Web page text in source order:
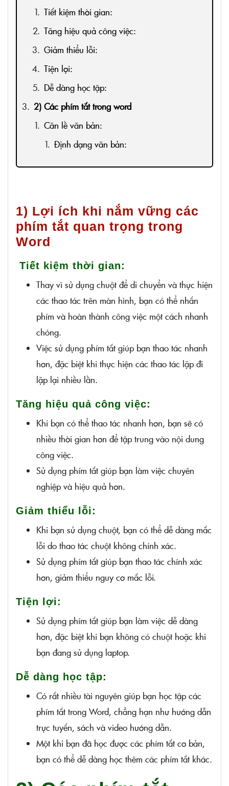
Tiết kiệm thời gian:
Tăng hiệu quả công việc:
Giảm thiểu lỗi:
Tiện lợi:
Dễ dàng học tập:
2) Các phím tắt trong word
Căn lề văn bản:
Định dạng văn bản:
1) Lợi ích khi nắm vững các
phím tắt quan trọng trong
Word
Tiết kiệm thời gian:
Thay vì sử dụng chuột để di chuyển và thực hiện
các thao tác trên màn hình, bạn có thể nhấn
phím và hoàn thành công việc một cách nhanh
chóng.
Việc sử dụng phím tắt giúp bạn thao tác nhanh
hơn, đặc biệt khi thực hiện các thao tác lặp đi
lặp lại nhiều lần.
Tăng hiệu quả công việc:
Khi bạn có thể thao tác nhanh hơn, bạn sẽ có
nhiều thời gian hơn để tập trung vào nội dung
công việc.
Sử dụng phím tắt giúp bạn làm việc chuyên
nghiệp và hiệu quả hơn.
Giảm thiểu lỗi:
Khi bạn sử dụng chuột, bạn có thể dễ dàng mắc
lỗi do thao tác chuột không chính xác.
Sử dụng phím tắt giúp bạn thao tác chính xác
hơn, giảm thiểu nguy cơ mắc lỗi.
Tiện lợi:
Sử dụng phím tắt giúp bạn làm việc dễ dàng
hơn, đặc biệt khi bạn không có chuột hoặc khi
bạn đang sử dụng laptop.
Dễ dàng học tập:
Có rất nhiều tài nguyên giúp bạn học tập các
phím tắt trong Word, chẳng hạn như hướng dẫn
trực tuyến, sách và video hướng dẫn.
Một khi bạn đã học được các phím tắt cơ bản,
bạn có thể dễ dàng học thêm các phím tắt khác.